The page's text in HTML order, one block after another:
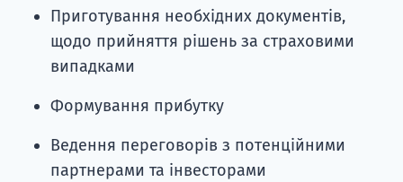
Приготування необхідних документів,
щодо прийняття рішень за страховими
випадками
Формування прибутку
Ведення переговорів з потенційними
партнерами та інвесторами